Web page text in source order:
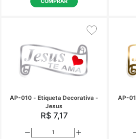
Decorativas - Parabéns
R$ 7,17
COMPRAR